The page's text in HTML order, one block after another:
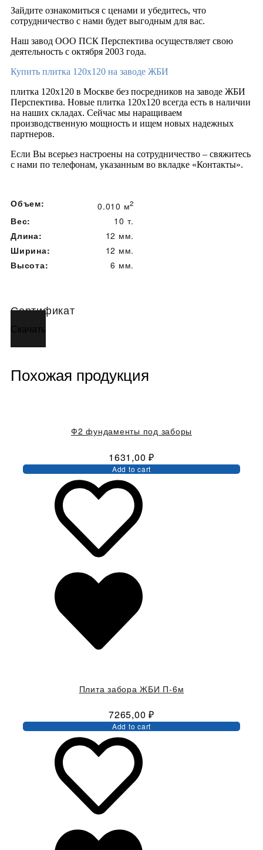
Зайдите ознакомиться с ценами и убедитесь, что
сотрудничество с нами будет выгодным для вас.
Наш завод ООО ПСК Перспектива осуществляет свою
деятельность с октября 2003 года.
Купить плитка 120х120 на заводе ЖБИ
плитка 120х120 в Москве без посредников на заводе ЖБИ
Перспектива. Новые плитка 120х120 всегда есть в наличии
на наших складах. Сейчас мы наращиваем
производственную мощность и ищем новых надежных
партнеров.
Если Вы всерьез настроены на сотрудничество – свяжитесь
с нами по телефонам, указанным во вкладке «Контакты».
Объем: 0.010 м2
Вес:
10 т.
Длина:
12 мм.
Ширина:
12 мм.
Высота:
6 мм.
Сертификат
Скачать
Похожая продукция
Ф2 фундаменты под заборы
1631,00₽
Add to cart
Плита забора ЖБИ П-6м
7265,00₽
Add to cart